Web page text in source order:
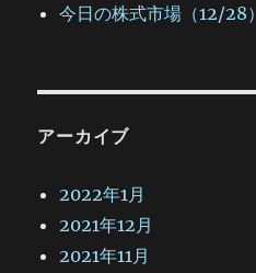
今日の株式市場（12/28）
アーカイブ
2022年1月
2021年12月
2021年11月